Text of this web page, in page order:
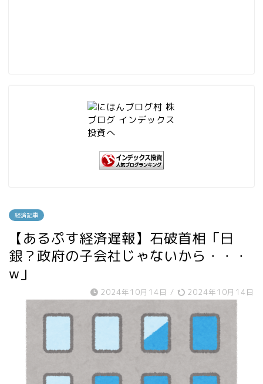
経済記事
【あるぷす経済遅報】石破首相「日
銀？政府の子会社じゃないから・・・
w」
2024年10月14日 / 2024年10月14日